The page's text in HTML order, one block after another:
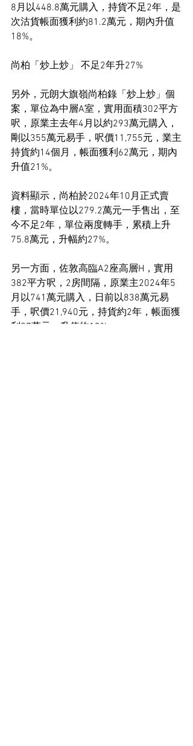
8月以448.8萬元購入，持貨不足2年，是
次沽貨帳面獲利約81.2萬元，期內升值
18%。
尚柏「炒上炒」 不足2年升27%
另外，元朗大旗嶺尚柏錄「炒上炒」個
案，單位為中層A室，實用面積302平方
呎，原業主去年4月以約293萬元購入，
剛以355萬元易手，呎價11,755元，業主
持貨約14個月，帳面獲利62萬元，期內
升值21%。
資料顯示，尚柏於2024年10月正式賣
樓，當時單位以279.2萬元一手售出，至
今不足2年，單位兩度轉手，累積上升
75.8萬元，升幅約27%。
另一方面，佐敦高臨A2座高層H，實用
382平方呎，2房間隔，原業主2024年5
月以741萬元購入，日前以838萬元易
手，呎價21,940元，持貨約2年，帳面獲
利97萬元，升值約13%。